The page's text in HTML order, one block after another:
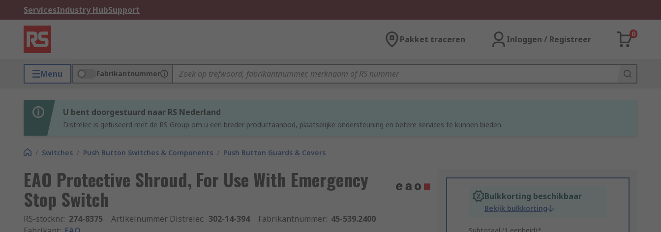
ServicesIndustry HubSupport
Pakket traceren Inloggen / Registreer
0
Menu Fabrikantnummer
U bent doorgestuurd naar RS Nederland
Distrelec is gefuseerd met de RS Group om u een breder productaanbod, plaatselijke ondersteuning en betere services te kunnen bieden.
/ Switches / Push Button Switches & Components / Push Button Guards & Covers
EAO Protective Shroud, For Use With Emergency
Stop Switch
RS-stocknr.: 274-8375 Artikelnummer Distrelec: 302-14-394 Fabrikantnummer: 45-539.2400
Bulkkorting beschikbaar
Bekijk bulkkorting